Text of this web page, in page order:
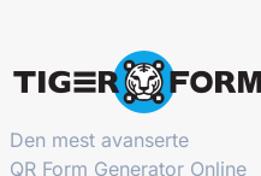
Den mest avanserte
QR Form Generator Online